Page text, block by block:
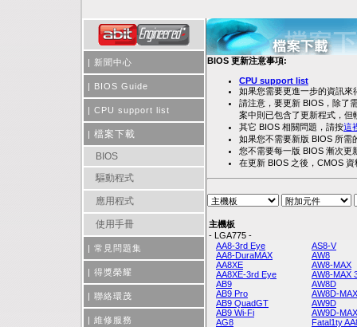
| 新聞中心
| BIOS Guide
| CPU support list
| 檔案下載
BIOS
驅動程式
應用程式
使用手冊
| 常見問題集
| 得獎榮耀
| 聯絡環茂
| 維修服務
BIOS 更新注意事項:
CPU support list
如果您需要更進一步的資訊來
請注意，要更新 BIOS，除了
案中則已包含了更新程式，但
其它 BIOS 相關問題，請按這
如果您不需要新版 BIOS 所需
您不需要每一版 BIOS 漸次更
在更新 BIOS 之後，CMOS
主機板
- LGA775 -
AA8-3rd Eye
AA8-DuraMAX
AA8XE
AA8XE-3rd Eye
AB9
AB9 Pro
AB9 QuadGT
AB9 Wi-Fi
AG8
AS8-V
AW8
AW8-MAX
AW8-MAX
AW8D
AW8D-MAX
AW9D
AW9D-MAX
Fatal1ty